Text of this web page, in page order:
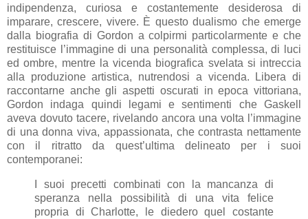
indipendenza, curiosa e costantemente desiderosa di
imparare, crescere, vivere. È questo dualismo che emerge
dalla biografia di Gordon a colpirmi particolarmente e che
restituisce l’immagine di una personalità complessa, di luci
ed ombre, mentre la vicenda biografica svelata si intreccia
alla produzione artistica, nutrendosi a vicenda. Libera di
raccontarne anche gli aspetti oscurati in epoca vittoriana,
Gordon indaga quindi legami e sentimenti che Gaskell
aveva dovuto tacere, rivelando ancora una volta l’immagine
di una donna viva, appassionata, che contrasta nettamente
con il ritratto da quest’ultima delineato per i suoi
contemporanei:
I suoi precetti combinati con la mancanza di
speranza nella possibilità di una vita felice
propria di Charlotte, le diedero quel costante